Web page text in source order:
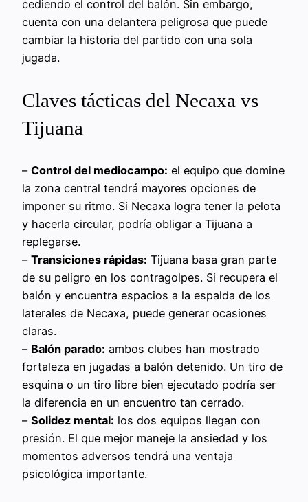
cediendo el control del balón. Sin embargo,
cuenta con una delantera peligrosa que puede
cambiar la historia del partido con una sola
jugada.
Claves tácticas del Necaxa vs
Tijuana
– Control del mediocampo: el equipo que domine
la zona central tendrá mayores opciones de
imponer su ritmo. Si Necaxa logra tener la pelota
y hacerla circular, podría obligar a Tijuana a
replegarse.
– Transiciones rápidas: Tijuana basa gran parte
de su peligro en los contragolpes. Si recupera el
balón y encuentra espacios a la espalda de los
laterales de Necaxa, puede generar ocasiones
claras.
– Balón parado: ambos clubes han mostrado
fortaleza en jugadas a balón detenido. Un tiro de
esquina o un tiro libre bien ejecutado podría ser
la diferencia en un encuentro tan cerrado.
– Solidez mental: los dos equipos llegan con
presión. El que mejor maneje la ansiedad y los
momentos adversos tendrá una ventaja
psicológica importante.